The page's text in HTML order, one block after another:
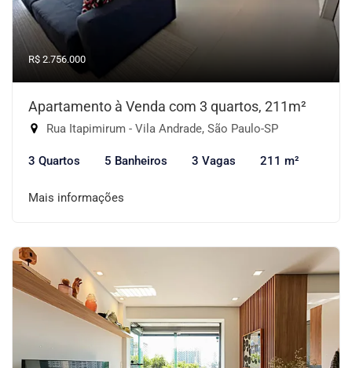
R$ 2.756.000
Apartamento à Venda com 3 quartos, 211m²
Rua Itapimirum - Vila Andrade, São Paulo-SP
3 Quartos 5 Banheiros 3 Vagas 211 m²
Mais informações